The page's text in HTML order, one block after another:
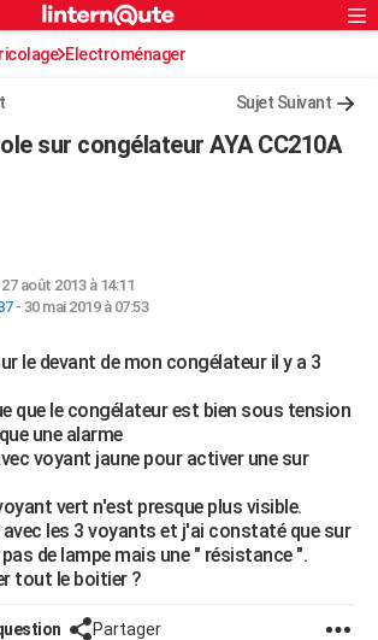
ville
S'inscrire
Connexion
Electroménager
Sujet Suivant
sur congélateur AYA CC210A
27 août 2013 à 14:11
- 30 mai 2019 à 07:53
le devant de mon congélateur il y a 3
que le congélateur est bien sous tension
une alarme
voyant jaune pour activer une sur
vert n'est presque plus visible.
les 3 voyants et j'ai constaté que sur
de lampe mais une " résistance ".
tout le boitier ?
Partager